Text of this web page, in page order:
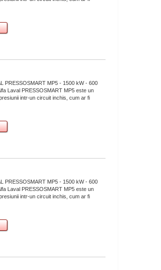
PRESSOSMART MP5 - 1500 kW - 600
Laval PRESSOSMART MP5 este un
intr-un circuit inchis, cum ar fi
PRESSOSMART MP5 - 1500 kW - 600
Laval PRESSOSMART MP5 este un
intr-un circuit inchis, cum ar fi